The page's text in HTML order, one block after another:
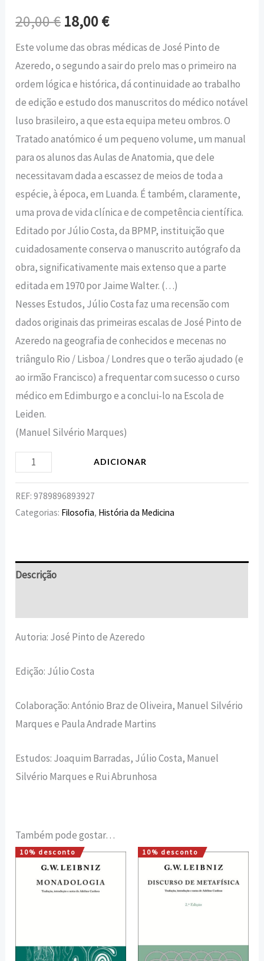
20,00€ 18,00€
Este volume das obras médicas de José Pinto de
Azeredo, o segundo a sair do prelo mas o primeiro na
ordem lógica e histórica, dá continuidade ao trabalho
de edição e estudo dos manuscritos do médico notável
luso brasileiro, a que esta equipa meteu ombros. O
Tratado anatómico é um pequeno volume, um manual
para os alunos das Aulas de Anatomia, que dele
necessitavam dada a escassez de meios de toda a
espécie, à época, em Luanda. É também, claramente,
uma prova de vida clínica e de competência científica.
Editado por Júlio Costa, da BPMP, instituição que
cuidadosamente conserva o manuscrito autógrafo da
obra, significativamente mais extenso que a parte
editada em 1970 por Jaime Walter. (…)
Nesses Estudos, Júlio Costa faz uma recensão com
dados originais das primeiras escalas de José Pinto de
Azeredo na geografia de conhecidos e mecenas no
triângulo Rio / Lisboa / Londres que o terão ajudado (e
ao irmão Francisco) a frequentar com sucesso o curso
médico em Edimburgo e a conclui-lo na Escola de
Leiden.
(Manuel Silvério Marques)
ADICIONAR
REF:9789896893927
Categorias: Filosofia, História da Medicina
Descrição
Autoria: José Pinto de Azeredo
Edição: Júlio Costa
Colaboração: António Braz de Oliveira, Manuel Silvério
Marques e Paula Andrade Martins
Estudos: Joaquim Barradas, Júlio Costa, Manuel
Silvério Marques e Rui Abrunhosa
Também pode gostar…
10% desconto
O
preço
original
era:
O
preço
atual
é:
10% desconto
O
preço
original
era:
7,00 €.
O
preço
atual
é:
6,30 €.